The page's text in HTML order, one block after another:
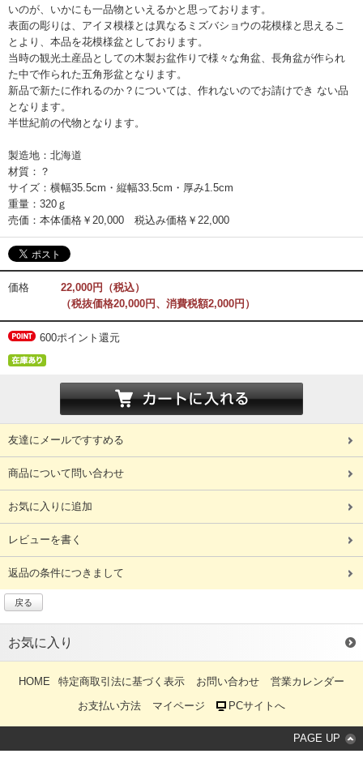
いのが、いかにも一品物といえるかと思っております。
表面の彫りは、アイヌ模様とは異なるミズバショウの花模様と思えるこ
とより、本品を花模様盆としております。
当時の観光土産品としての木製お盆作りで様々な角盆、長角盆が作られ
た中で作られた五角形盆となります。
新品で新たに作れるのか？については、作れないのでお請けでき ない品
となります。
半世紀前の代物となります。
製造地：北海道
材質：？
サイズ：横幅35.5cm・縦幅33.5cm・厚み1.5cm
重量：320ｇ
売価：本体価格￥20,000 税込み価格￥22,000
価格
22,000円（税込）
（税抜価格20,000円、消費税額2,000円）
600ポイント還元
友達にメールですすめる
商品について問い合わせ
お気に入りに追加
レビューを書く
返品の条件につきまして
戻る
お気に入り
HOME 特定商取引法に基づく表示 お問い合わせ
営業カレンダー
お支払い方法
マイページ PCサイトへ
PAGE UP